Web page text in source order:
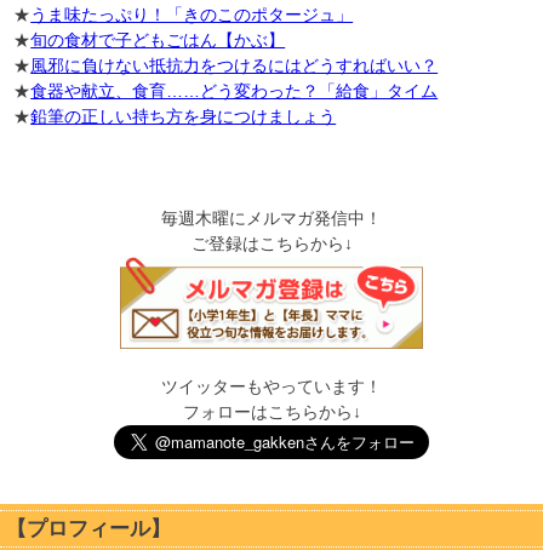
★うま味たっぷり！「きのこのポタージュ」
★旬の食材で子どもごはん【かぶ】
★風邪に負けない抵抗力をつけるにはどうすればいい？
★食器や献立、食育……どう変わった？「給食」タイム
★鉛筆の正しい持ち方を身につけましょう
毎週木曜にメルマガ発信中！
ご登録はこちらから↓
ツイッターもやっています！
フォローはこちらから↓
【プロフィール】